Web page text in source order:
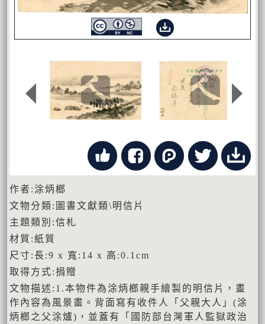
作者:涂炳榔
文物分類:圖書文獻類\明信片
主題類別:信札
材質:紙質
尺寸:長:9 x 寬:14 x 高:0.1cm
取得方式:捐贈
文物描述:1.本物件為涂炳榔親手繪製的明信片，畫
作內容為風景畫。背面寫有收件人「父親大人」(涂
炳榔之父涂爐)，並蓋有「國防部台灣軍人監獄政治